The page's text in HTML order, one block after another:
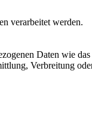
verarbeitet werden.
Daten wie
Verbreitung